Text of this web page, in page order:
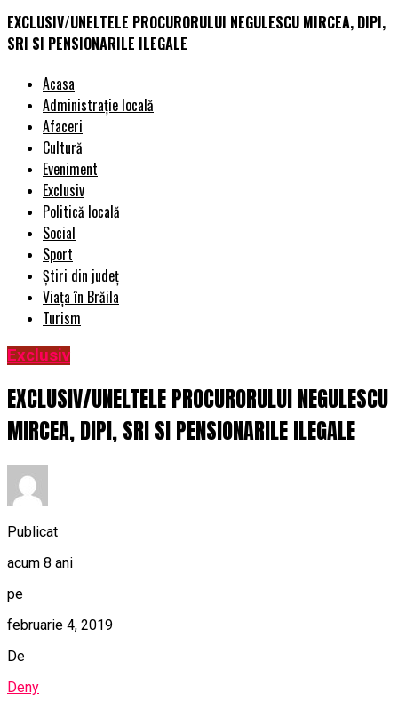
EXCLUSIV/UNELTELE PROCURORULUI NEGULESCU MIRCEA, DIPI,
SRI SI PENSIONARILE ILEGALE
Acasa
Administrație locală
Afaceri
Cultură
Eveniment
Exclusiv
Politică locală
Social
Sport
Știri din județ
Viața în Brăila
Turism
Exclusiv
EXCLUSIV/UNELTELE PROCURORULUI NEGULESCU
MIRCEA, DIPI, SRI SI PENSIONARILE ILEGALE
Publicat
acum 8 ani
pe
februarie 4, 2019
De
Deny